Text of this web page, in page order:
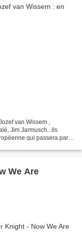
van Wissem ,
Jim Jarmusch...ils
qui passera par
We Are